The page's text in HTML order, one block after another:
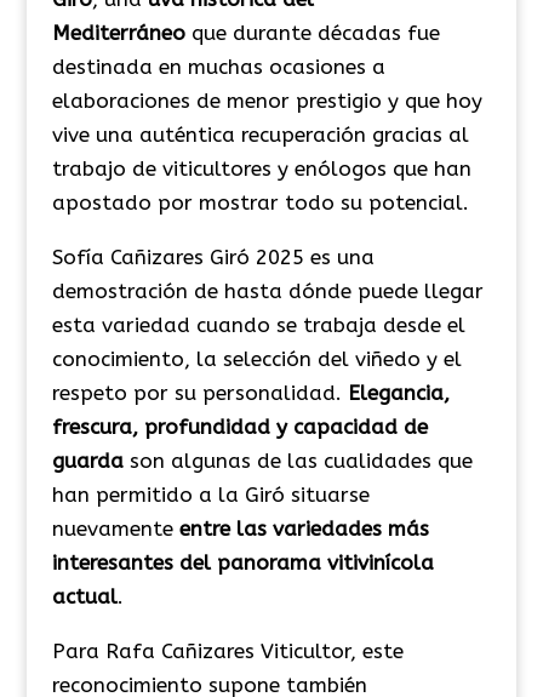
Mediterráneoque durante décadas fue
destinada en muchas ocasiones a
elaboraciones de menor prestigio y que hoy
vive una auténtica recuperación gracias al
trabajo de viticultores y enólogos que han
apostado por mostrar todo su potencial.
Sofía Cañizares Giró 2025 es una
demostración de hasta dónde puede llegar
esta variedad cuando se trabaja desde el
conocimiento, la selección del viñedo y el
respeto por su personalidad. Elegancia,
frescura, profundidad y capacidad de
guardason algunas de las cualidades que
han permitido a la Giró situarse
nuevamente entre las variedades más
interesantes del panorama vitivinícola
actual.
Para Rafa Cañizares Viticultor, este
reconocimiento supone también